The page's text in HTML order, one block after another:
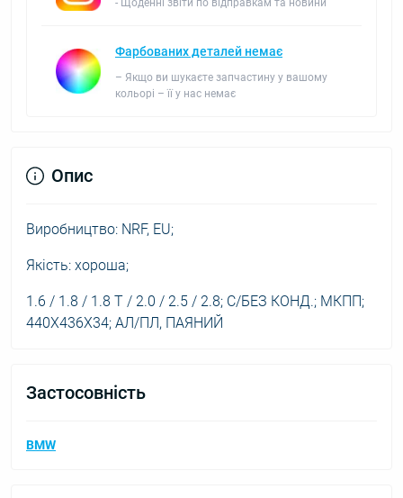
- Щоденні звіти по відправкам та новини
Фарбованих деталей немає
– Якщо ви шукаєте запчастину у вашому
кольорі – її у нас немає
Опис
Виробництво: NRF, EU;
Якість: хороша;
1.6 / 1.8 / 1.8 T / 2.0 / 2.5 / 2.8; С/БЕЗ КОНД.; МКПП;
440X436X34; АЛ/ПЛ, ПАЯНИЙ
Застосовність
BMW